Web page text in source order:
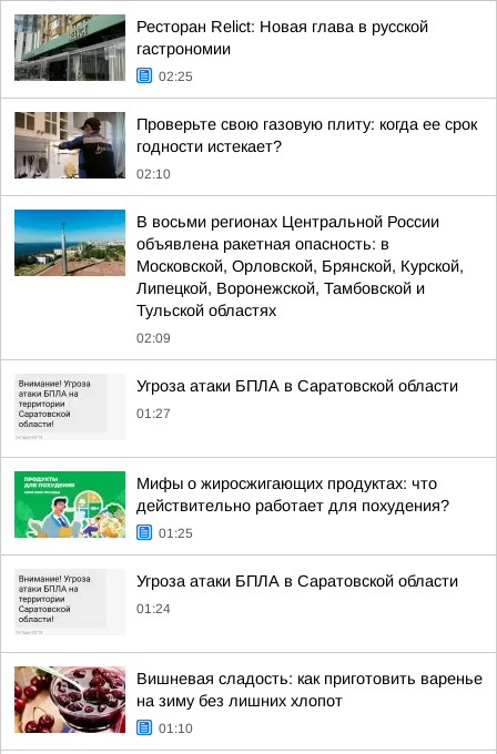
Ресторан Relict: Новая глава в русской
гастрономии
02:25
Проверьте свою газовую плиту: когда ее срок
годности истекает?
02:10
В восьми регионах Центральной России
объявлена ракетная опасность: в
Московской, Орловской, Брянской, Курской,
Липецкой, Воронежской, Тамбовской и
Тульской областях
02:09
Угроза атаки БПЛА в Саратовской области
01:27
Мифы о жиросжигающих продуктах: что
действительно работает для похудения?
01:25
Угроза атаки БПЛА в Саратовской области
01:24
Вишневая сладость: как приготовить варенье
на зиму без лишних хлопот
01:10